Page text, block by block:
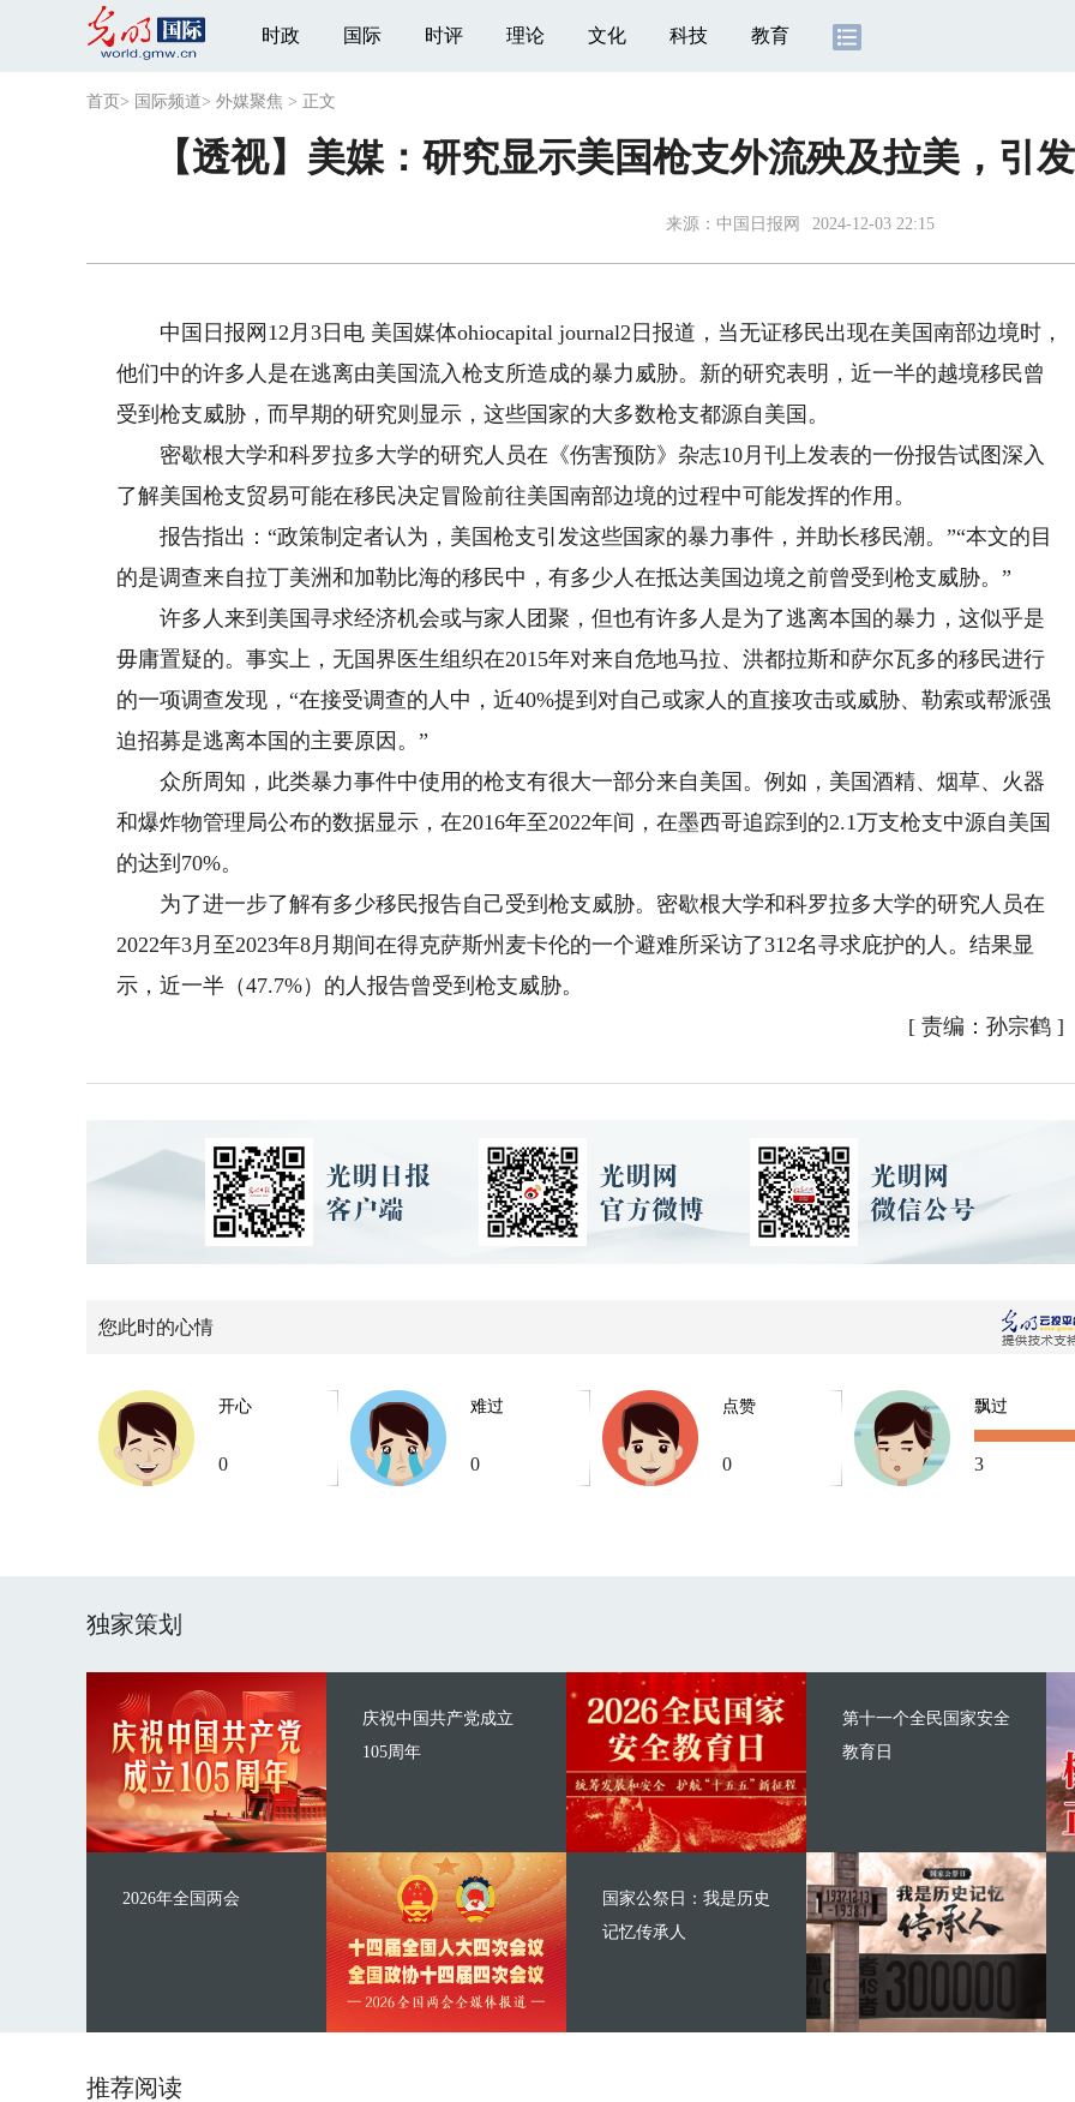
时政 国际 时评 理论 文化 科技 教育
首页 > 国际频道> 外媒聚焦 > 正文
【透视】美媒：研究显示美国枪支外流殃及拉美，引
来源： 中国日报网 2024-12-03 22:15
中国日报网12月3日电 美国媒体ohiocapital journal2日报道，当无证移民出现在美国南部边境时，
他们中的许多人是在逃离由美国流入枪支所造成的暴力威胁。新的研究表明，近一半的越境移民曾
受到枪支威胁，而早期的研究则显示，这些国家的大多数枪支都源自美国。
密歇根大学和科罗拉多大学的研究人员在《伤害预防》杂志10月刊上发表的一份报告试图深入
了解美国枪支贸易可能在移民决定冒险前往美国南部边境的过程中可能发挥的作用。
报告指出：“政策制定者认为，美国枪支引发这些国家的暴力事件，并助长移民潮。”“本文的目
的是调查来自拉丁美洲和加勒比海的移民中，有多少人在抵达美国边境之前曾受到枪支威胁。”
许多人来到美国寻求经济机会或与家人团聚，但也有许多人是为了逃离本国的暴力，这似乎是
毋庸置疑的。事实上，无国界医生组织在2015年对来自危地马拉、洪都拉斯和萨尔瓦多的移民进行
的一项调查发现，“在接受调查的人中，近40%提到对自己或家人的直接攻击或威胁、勒索或帮派强
迫招募是逃离本国的主要原因。”
众所周知，此类暴力事件中使用的枪支有很大一部分来自美国。例如，美国酒精、烟草、火器
和爆炸物管理局公布的数据显示，在2016年至2022年间，在墨西哥追踪到的2.1万支枪支中源自美国
的达到70%。
为了进一步了解有多少移民报告自己受到枪支威胁。密歇根大学和科罗拉多大学的研究人员在
2022年3月至2023年8月期间在得克萨斯州麦卡伦的一个避难所采访了312名寻求庇护的人。结果显
示，近一半（47.7%）的人报告曾受到枪支威胁。
[ 责编：孙宗鹤]
您此时的心情
开心
0
难过
0
点赞
0
飘过
3
独家策划
庆祝中国共产党成立
105周年
2026年全国两会
第十一个全民国家安全
教育日
国家公祭日：我是历史
记忆传承人
推荐阅读